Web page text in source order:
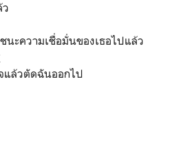
นะความเชื่อมั่นของเธอไปแล้ว
แล้วตัดฉันออกไป